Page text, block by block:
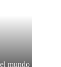
mundo